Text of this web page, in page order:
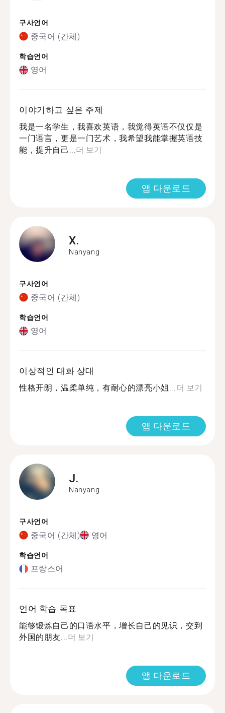
구사언어
중국어 (간체)
학습언어
영어
이야기하고 싶은 주제
我是一名学生，我喜欢英语，我觉得英语不仅仅是
一门语言，更是一门艺术，我希望我能掌握英语技
能，提升自己...더 보기
앱 다운로드
X.
Nanyang
구사언어
중국어 (간체)
학습언어
영어
이상적인 대화 상대
性格开朗，温柔单纯，有耐心的漂亮小姐...더 보기
앱 다운로드
J.
Nanyang
구사언어
중국어 (간체) 영어
학습언어
프랑스어
언어 학습 목표
能够锻炼自己的口语水平，增长自己的见识，交到
外国的朋友...더 보기
앱 다운로드